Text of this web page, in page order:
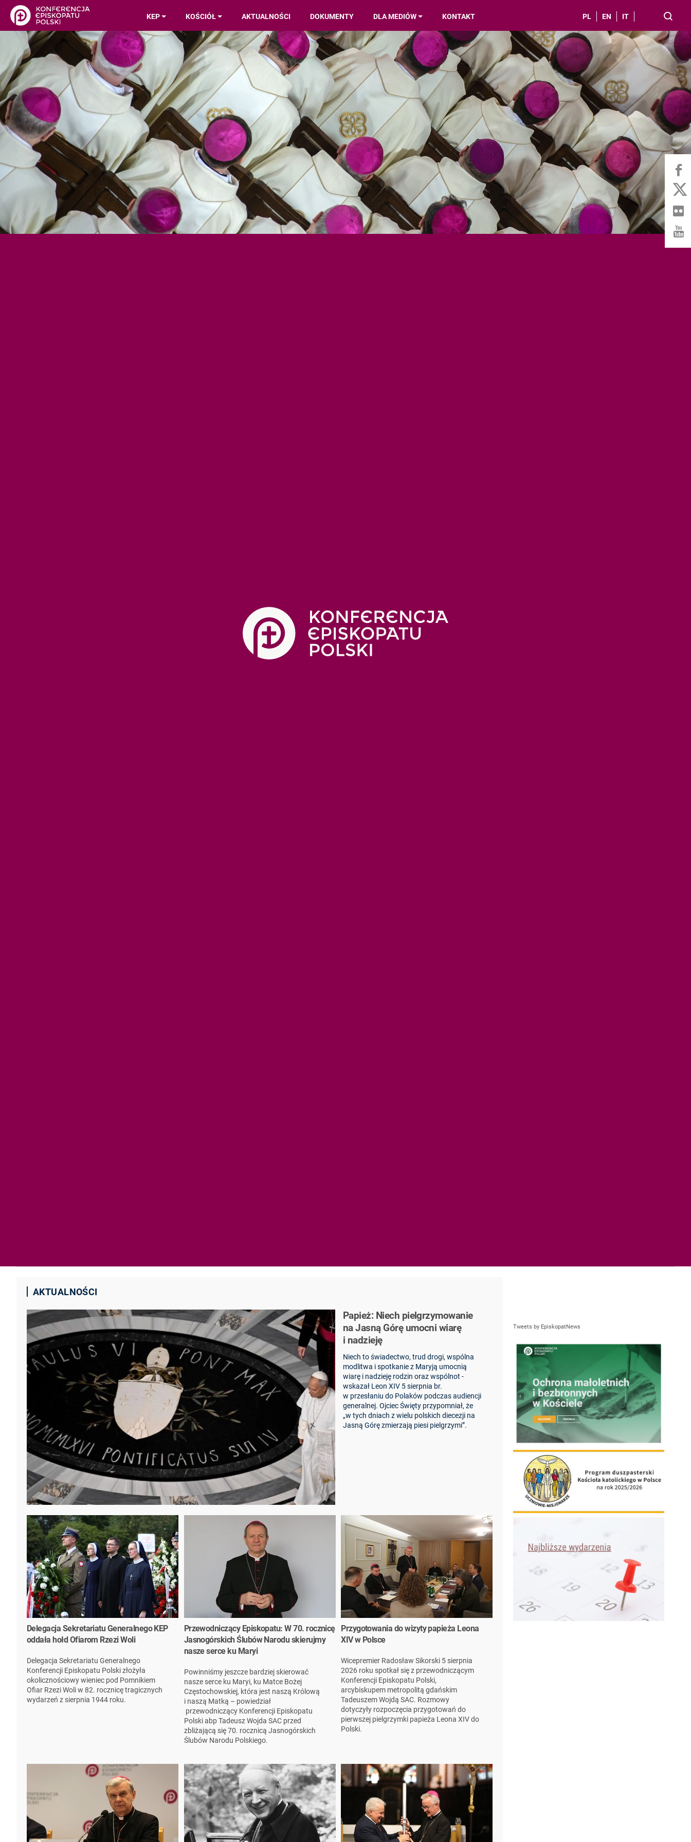
KEP KOŚCIÓŁ AKTUALNOŚCI DOKUMENTY DLA MEDIÓW KONTAKT PL EN IT
AKTUALNOŚCI
Papież: Niech pielgrzymowanie
na Jasną Górę umocni wiarę
i nadzieję
Niech to świadectwo, trud drogi, wspólna
modlitwa i spotkanie z Maryją umocnią
wiarę i nadzieję rodzin oraz wspólnot -
wskazał Leon XIV 5 sierpnia br.
w przesłaniu do Polaków podczas audiencji
generalnej. Ojciec Święty przypomniał, że
„w tych dniach z wielu polskich diecezji na
Jasną Górę zmierzają piesi pielgrzymi”.
Delegacja Sekretariatu Generalnego KEP
oddała hołd Ofiarom Rzezi Woli
Delegacja Sekretariatu Generalnego
Konferencji Episkopatu Polski złożyła
okolicznościowy wieniec pod Pomnikiem
Ofiar Rzezi Woli w 82. rocznicę tragicznych
wydarzeń z sierpnia 1944 roku.
Przewodniczący Episkopatu: W 70. rocznicę
Jasnogórskich Ślubów Narodu skierujmy
nasze serce ku Maryi
Powinniśmy jeszcze bardziej skierować
nasze serce ku Maryi, ku Matce Bożej
Częstochowskiej, która jest naszą Królową
i naszą Matką – powiedział
przewodniczący Konferencji Episkopatu
Polski abp Tadeusz Wojda SAC przed
zbliżającą się 70. rocznicą Jasnogórskich
Ślubów Narodu Polskiego.
Przygotowania do wizyty papieża Leona
XIV w Polsce
Wicepremier Radosław Sikorski 5 sierpnia
2026 roku spotkał się z przewodniczącym
Konferencji Episkopatu Polski,
arcybiskupem metropolitą gdańskim
Tadeuszem Wojdą SAC. Rozmowy
dotyczyły rozpoczęcia przygotowań do
pierwszej pielgrzymki papieża Leona XIV do
Polski.
Tweets by EpiskopatNews